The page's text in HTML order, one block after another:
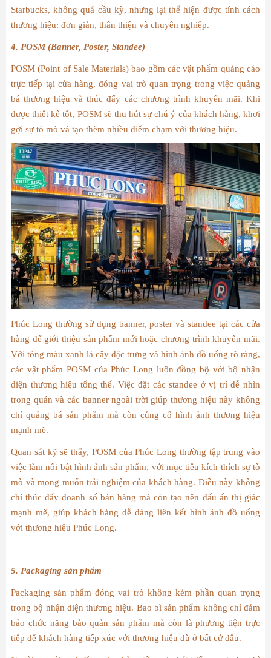
Starbucks, không quá cầu kỳ, nhưng lại thể hiện được tính cách
thương hiệu: đơn giản, thân thiện và chuyên nghiệp.
4. POSM (Banner, Poster, Standee)
POSM (Point of Sale Materials) bao gồm các vật phẩm quảng cáo
trực tiếp tại cửa hàng, đóng vai trò quan trọng trong việc quảng
bá thương hiệu và thúc đẩy các chương trình khuyến mãi. Khi
được thiết kế tốt, POSM sẽ thu hút sự chú ý của khách hàng, khơi
gợi sự tò mò và tạo thêm nhiều điểm chạm với thương hiệu.
Phúc Long thường sử dụng banner, poster và standee tại các cửa
hàng để giới thiệu sản phẩm mới hoặc chương trình khuyến mãi.
Với tông màu xanh lá cây đặc trưng và hình ảnh đồ uống rõ ràng,
các vật phẩm POSM của Phúc Long luôn đồng bộ với bộ nhận
diện thương hiệu tổng thể. Việc đặt các standee ở vị trí dễ nhìn
trong quán và các banner ngoài trời giúp thương hiệu này không
chỉ quảng bá sản phẩm mà còn củng cố hình ảnh thương hiệu
mạnh mẽ.
Quan sát kỹ sẽ thấy, POSM của Phúc Long thường tập trung vào
việc làm nổi bật hình ảnh sản phẩm, với mục tiêu kích thích sự tò
mò và mong muốn trải nghiệm của khách hàng. Điều này không
chỉ thúc đẩy doanh số bán hàng mà còn tạo nên dấu ấn thị giác
mạnh mẽ, giúp khách hàng dễ dàng liên kết hình ảnh đồ uống
với thương hiệu Phúc Long.
5. Packaging sản phẩm
Packaging sản phẩm đóng vai trò không kém phần quan trọng
trong bộ nhận diện thương hiệu. Bao bì sản phẩm không chỉ đảm
bảo chức năng bảo quản sản phẩm mà còn là phương tiện trực
tiếp để khách hàng tiếp xúc với thương hiệu dù ở bất cứ đâu.